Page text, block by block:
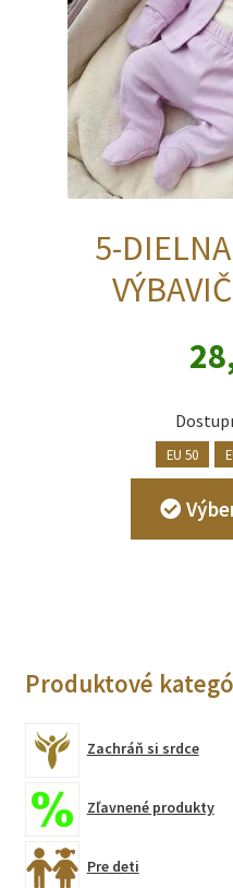
5-
EU 50
Produktové
Zachráň si srdce
Zľavnené produkty
Pre deti